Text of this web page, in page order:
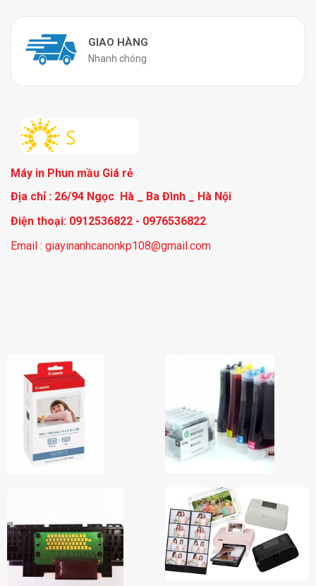
GIAO HÀNG
Nhanh chóng
Máy in Phun mầu Giá rẻ
Địa chỉ : 26/94 Ngọc Hà _ Ba Đình _ Hà Nội
Điện thoại: 0912536822 - 0976536822
Email : giayinanhcanonkp108@gmail.com